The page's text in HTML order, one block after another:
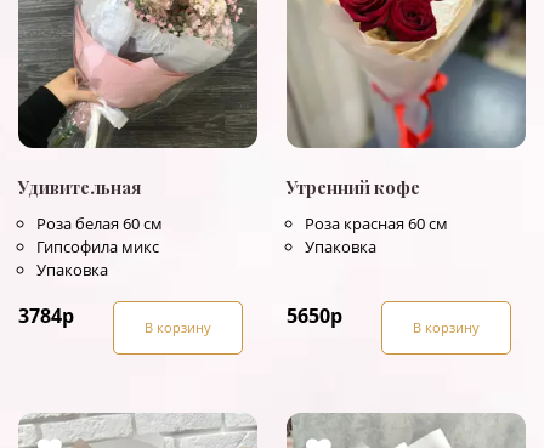
Удивительная
Роза белая 60 см
Гипсофила микс
Упаковка
3784р В корзину
Утренний кофе
Роза красная 60 см
Упаковка
5650р В корзину